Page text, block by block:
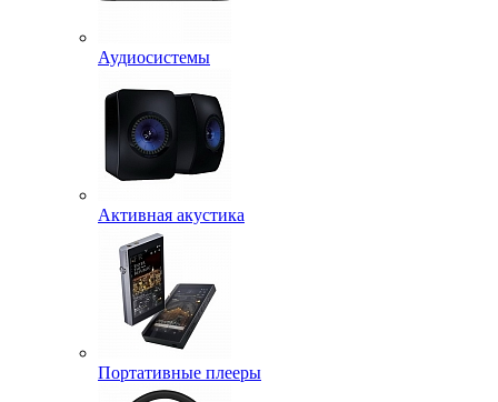
Аудиосистемы
Активная акустика
Портативные плееры